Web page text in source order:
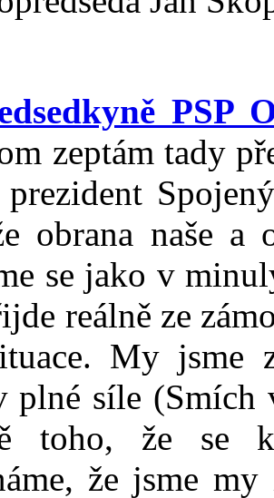
PSP
zeptám tady
prezident
obrana naše a
se jako v
reálně ze
My
plné síle (Smích
toho, že se
že jsme